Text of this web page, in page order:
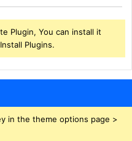
Plugin, You can install it
Plugins.
in the theme options page >